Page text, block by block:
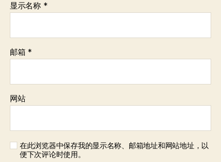
显示名称 *
邮箱 *
网站
在此浏览器中保存我的显示名称、邮箱地址和网站地址，以
便下次评论时使用。